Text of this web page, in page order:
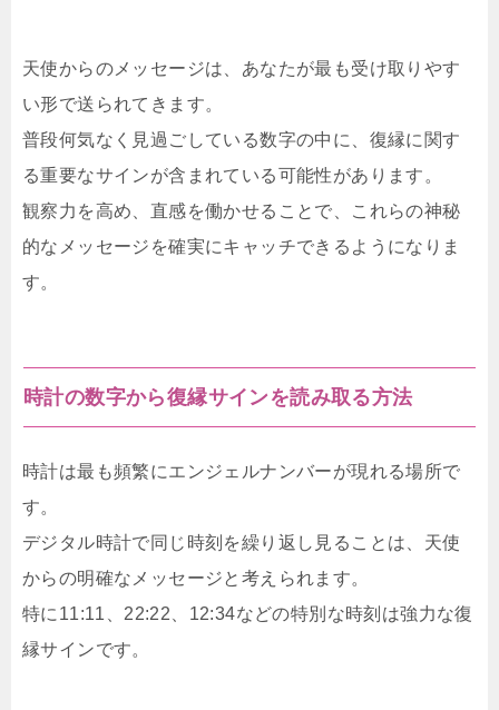
天使からのメッセージは、あなたが最も受け取りやす
い形で送られてきます。
普段何気なく見過ごしている数字の中に、復縁に関す
る重要なサインが含まれている可能性があります。
観察力を高め、直感を働かせることで、これらの神秘
的なメッセージを確実にキャッチできるようになりま
す。
時計の数字から復縁サインを読み取る方法
時計は最も頻繁にエンジェルナンバーが現れる場所で
す。
デジタル時計で同じ時刻を繰り返し見ることは、天使
からの明確なメッセージと考えられます。
特に11:11、22:22、12:34などの特別な時刻は強力な復
縁サインです。